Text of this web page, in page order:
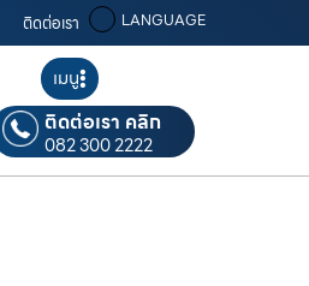
ติดต่อเรา LANGUAGE
เมนู
ติดต่อเรา คลิก
082 300 2222